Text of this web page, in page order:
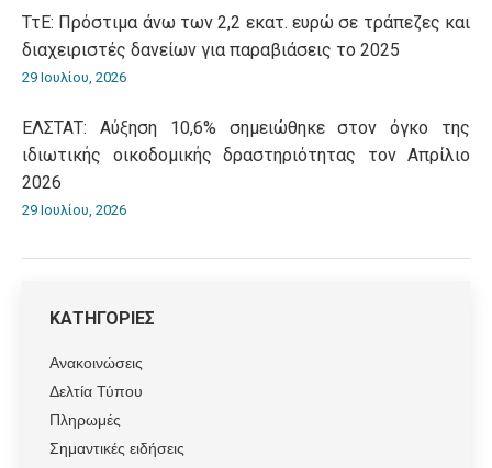
ΤτΕ: Πρόστιμα άνω των 2,2 εκατ. ευρώ σε τράπεζες και
διαχειριστές δανείων για παραβιάσεις το 2025
29 Ιουλίου, 2026
ΕΛΣΤΑΤ: Αύξηση 10,6% σημειώθηκε στον όγκο της
ιδιωτικής οικοδομικής δραστηριότητας τον Απρίλιο
2026
29 Ιουλίου, 2026
ΚΑΤΗΓΟΡΙΕΣ
Ανακοινώσεις
Δελτία Τύπου
Πληρωμές
Σημαντικές ειδήσεις